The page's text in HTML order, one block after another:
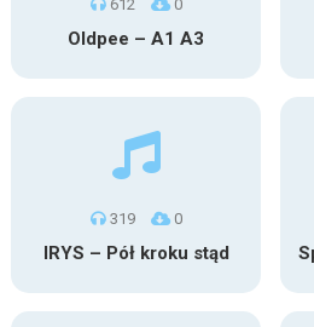
612 0
Oldpee – A1 A3
319 0
IRYS – Pół kroku stąd